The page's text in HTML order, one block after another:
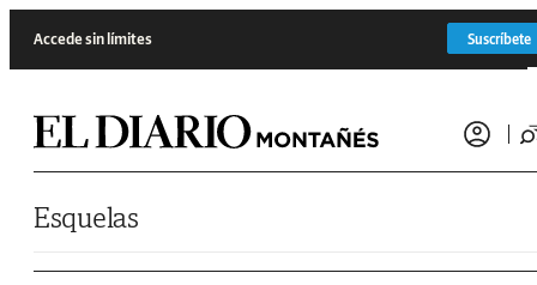
Accede sin límites Suscríbete
Esquelas